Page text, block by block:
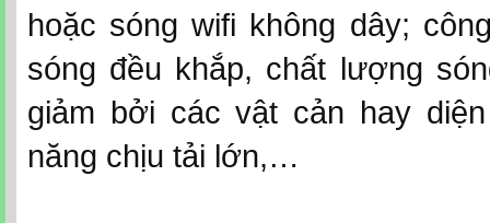
hoặc sóng wifi không dây;
sóng đều khắp, chất lượng
giảm bởi các vật cản hay
năng chịu tải lớn,…